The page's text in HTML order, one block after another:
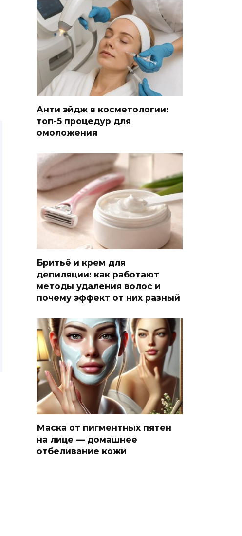
Анти эйдж в косметологии:
топ-5 процедур для
омоложения
Бритьё и крем для
депиляции: как работают
методы удаления волос и
почему эффект от них разный
Маска от пигментных пятен
на лице — домашнее
отбеливание кожи